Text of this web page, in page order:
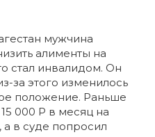
мужчина
алименты на
стал инвалидом. Он
за этого изменилось
положение. Раньше
000 Р в месяц на
а в суде попросил